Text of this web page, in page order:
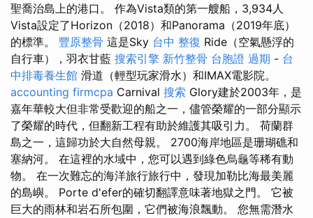
聖喬治島上的港口。 作為Vista類的第一艘船，3,934人
Vista設定了Horizo​​n（2018）和Panorama（2019年底）
的標準。 豐原整骨 這是Sky 台中 整復 Ride（空氣懸浮的
自行車），羽衣甘藍 搜索引擎 新竹整骨 台胞證 過期 - 台
中排毒養生館 滑道（輕型玩家滑水）和IMAX電影院。
accounting firmcpa Carnival 搜索 Glory建於2003年，是
嘉年華較大但非常受歡迎的船之一，儘管榮耀的一部分顯示
了榮耀的時代，但翻新工程有助於維護其吸引力。 荷蘭群
島之一，這歸功於大自然母親。 2700海岸地區是珊瑚礁和
塞納河。 在這裡的水域中，您可以遇到綠色烏龜等稀有動
物。 在一次難忘的海洋旅行旅行中，發現加勒比海最美麗
的島嶼。 Porte d'efer的確切翻譯意味著地獄之門。 它被
巨大的雨林和岩石所包圍，它們被海浪飄動。 您無需潛水